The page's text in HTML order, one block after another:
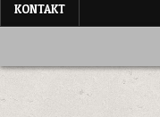
KONTAKT